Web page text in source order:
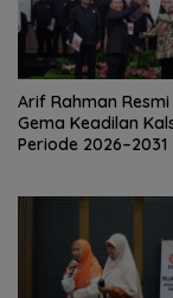
Arif Rahman Resmi
Gema Keadilan
Periode 2026–2031